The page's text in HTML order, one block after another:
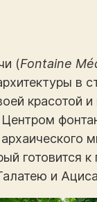
(Fontaine
в
красотой
готовится
и